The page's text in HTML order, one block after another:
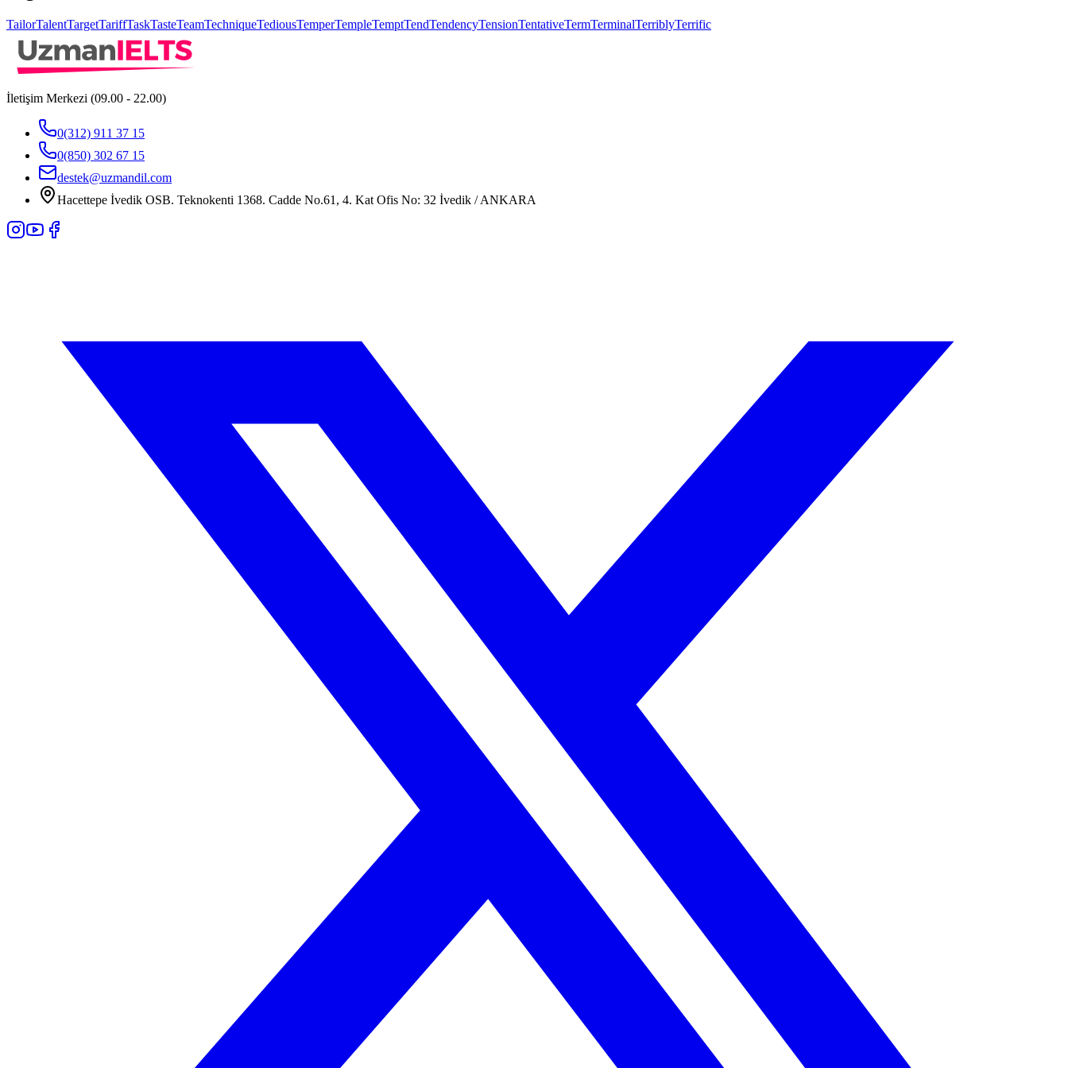
TailorTalentTargetTariffTaskTasteTeamTechniqueTediousTemperTempleTemptTendTendencyTensionTentativeTermTerminalTerriblyTerrific
İletişim Merkezi (09.00 - 22.00)
0(312) 911 37 15
0(850) 302 67 15
destek@uzmandil.com
Hacettepe İvedik OSB. Teknokenti 1368. Cadde No.61, 4. Kat Ofis No: 32 İvedik / ANKARA